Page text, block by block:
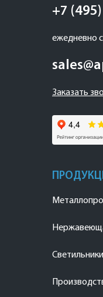
+7
ежедневно
Заказать